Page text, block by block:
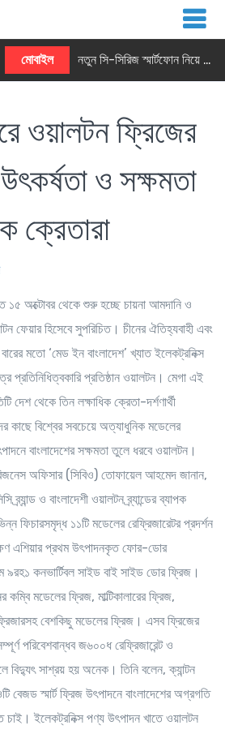
মোবাইল নতুন সি-সিরিজ স্মার্টফোন নিয়ে আসছে রিয়েলমি
ওয়ালটন ফ্রিজের
ও সক্ষমতা
ক্রেতারা
১৫ অক্টোবর থেকে শুরু হচ্ছে চায়না আমদানি ও
ফেয়ার হিসেবে সুপরিচিত। চীনের ঐতিহ্যবাহী এবং
মতো ‘মেড ইন বাংলাদেশ’ খ্যাত ইলেকট্রনিক্স
প্রতিনিধিত্বকারি প্রতিষ্ঠান ওয়ালটন। মেগা এই
দেশ থেকে তিন লক্ষাধিক ক্রেতা-দর্শণার্থী
কাছে বিশ্বের সবচেয়ে অত্যাধুনিক মডেলের
বাংলাদেশের সক্ষমতা তুলে ধরবে ওয়ালটন।
অফিসার (সিবিও) তোফায়েল আহমেদ জানান,
ব্র্যান্ড ও বাংলাদেশী ওয়ালটন ব্র্যান্ডের ব্যাপক
ফিচারসমৃদ্ধ ১১টি মডেলের রেফ্রিজারেটর প্রদর্শন
এশিয়ার প্রথম উৎপাদনকৃত ফোর-ডোর
৯রহ১ কনভার্টিবল সাইড বাই সাইড ডোর ফ্রিজ।
কম্বি মডেলের ফ্রিজ, মাল্টিকালারের ফ্রিজ,
বেশকিছু মডেলের ফ্রিজ। এসব ফ্রিজের
পরিবেশবান্ধব জ৬০০ধ রেফ্রিজারেন্ট ও
বিদ্যুৎ সাশ্রয় হয় অনেক। তিনি বলেন, ক্যান্টন
বেজড স্মার্ট ফ্রিজ উৎপাদনে বাংলাদেশের অগ্রগতি
চাই। ইলেকট্রনিক্স পণ্য উৎপাদন খাতে ওয়ালটন